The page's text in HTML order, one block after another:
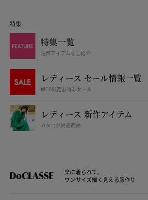
特集
特集一覧
注目アイテムをご紹介
レディース セール情報一覧
WEB限定お得なセール
レディース 新作アイテム
カタログ掲載商品
楽に着られて、
ワンサイズ細く見える服作り